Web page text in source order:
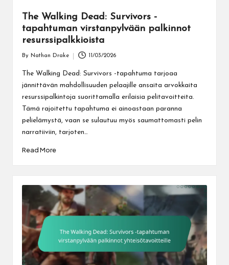
The Walking Dead: Survivors -
tapahtuman virstanpylvään palkinnot
resurssipalkkioista
by
By Nathan Drake 11/03/2026
The Walking Dead: Survivors -tapahtuma tarjoaa
jännittävän mahdollisuuden pelaajille ansaita arvokkaita
resurssipalkintoja suorittamalla erilaisia pelitavoitteita.
Tämä rajoitettu tapahtuma ei ainoastaan paranna
pelielämystä, vaan se sulautuu myös saumattomasti pelin
narratiiviin, tarjoten…
Read More